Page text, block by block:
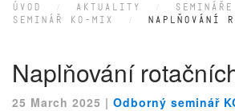
ÚVOD AKTUALITY SEMINÁŘE
SEMINÁŘ KO-MIX
NAPLŇOVÁNÍ
Naplňování
25 March 2025 | Odborný seminář